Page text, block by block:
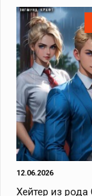
12.06.2026
Хейтер из